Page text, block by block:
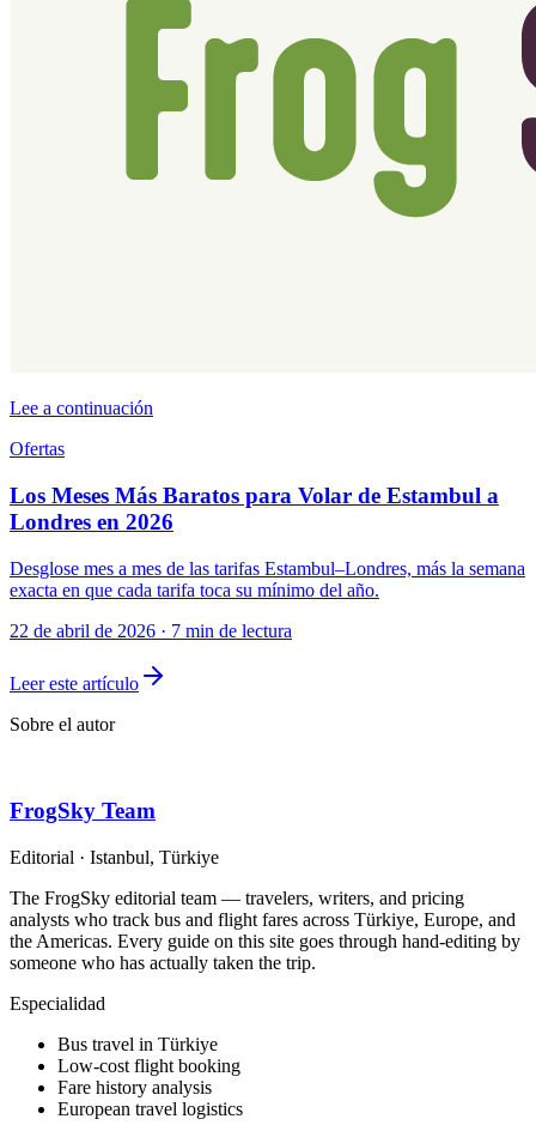
Lee a continuación
Ofertas
Los Meses Más Baratos para Volar de Estambul a
Londres en 2026
Desglose mes a mes de las tarifas Estambul–Londres, más la semana
exacta en que cada tarifa toca su mínimo del año.
22 de abril de 2026 · 7 min de lectura
Leer este artículo
Sobre el autor
FrogSky Team
Editorial · Istanbul, Türkiye
The FrogSky editorial team — travelers, writers, and pricing
analysts who track bus and flight fares across Türkiye, Europe, and
the Americas. Every guide on this site goes through hand-editing by
someone who has actually taken the trip.
Especialidad
Bus travel in Türkiye
Low-cost flight booking
Fare history analysis
European travel logistics